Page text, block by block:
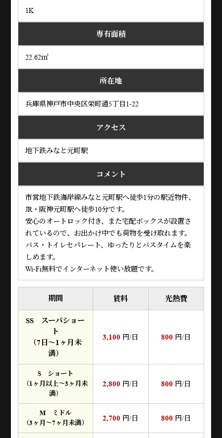
1K
専有面積
22.62㎡
所在地
兵庫県神戸市中央区栄町通5丁目1-22
アクセス
地下鉄みなと元町駅
コメント
市営地下鉄海岸線みなと元町駅へ徒歩1分の駅近物件、
JR・阪神元町駅へ徒歩10分です。
安心のオートロック付き、また宅配ボックスが設置さ
れているので、お出かけ中でも荷物を受け取れます。
バス・トイレセパレート、ゆったりとバスタイムを楽
しめます。
Wi-Fi無料でインターネット使い放題です。
期間 賃料 光熱費
SS スーパショー
ト
（7日～1ヶ月未
満）
3,100 円/日 800 円/日
S ショート
（1ヶ月以上～3ヶ月未
満）
2,800 円/日 800 円/日
M ミドル
（3ヶ月～7ヶ月未満）
2,700 円/日 800 円/日